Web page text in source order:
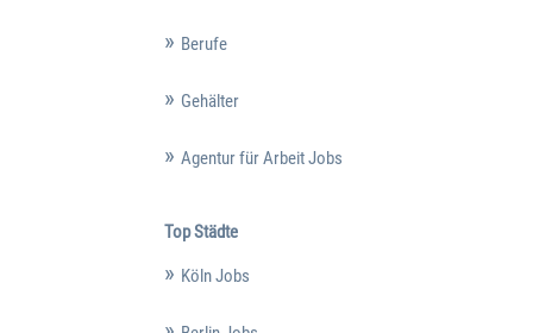
Berufe
Gehälter
Agentur für Arbeit Jobs
Top Städte
Köln Jobs